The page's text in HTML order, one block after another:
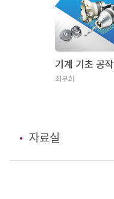
기계 기초 공작
최부희
자료실